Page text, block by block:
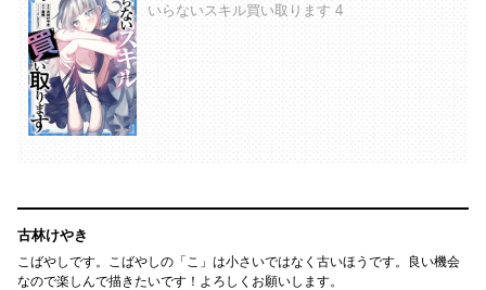
いらないスキル買い取ります 4
古林けやき
こばやしです。こばやしの「こ」は小さいではなく古いほうです。良い機会
なので楽しんで描きたいです！よろしくお願いします。